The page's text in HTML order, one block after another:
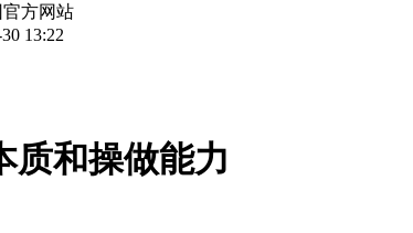
官方网站
13:22
质和操做能力